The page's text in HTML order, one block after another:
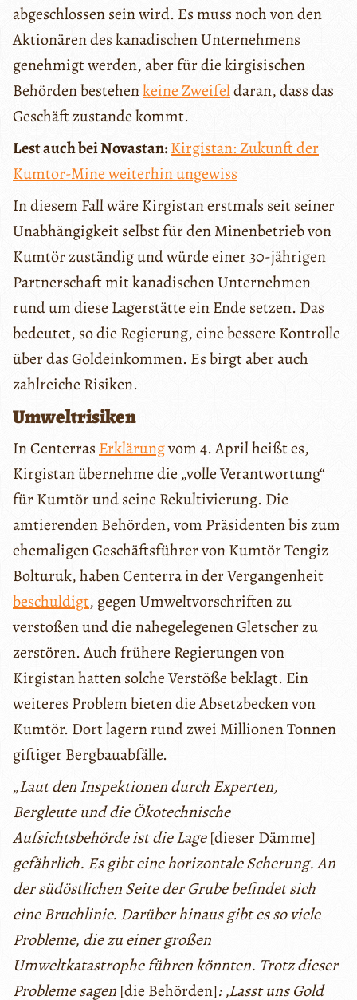
abgeschlossen sein wird. Es muss noch von den
Aktionären des kanadischen Unternehmens
genehmigt werden, aber für die kirgisischen
Behörden bestehenkeine Zweifeldaran, dass das
Geschäft zustande kommt.
Lest auch bei Novastan:Kirgistan: Zukunft der
Kumtor-Mine weiterhin ungewiss
In diesem Fall wäre Kirgistan erstmals seit seiner
Unabhängigkeit selbst für den Minenbetrieb von
Kumtör zuständig und würde einer 30-jährigen
Partnerschaft mit kanadischen Unternehmen
rund um diese Lagerstätte ein Ende setzen. Das
bedeutet, so die Regierung, eine bessere Kontrolle
über das Goldeinkommen. Es birgt aber auch
zahlreiche Risiken.
Umweltrisiken
In Centerras Erklärungvom 4. April heißt es,
Kirgistan übernehme die „volle Verantwortung“
für Kumtör und seine Rekultivierung. Die
amtierenden Behörden, vom Präsidenten bis zum
ehemaligen Geschäftsführer von Kumtör Tengiz
Bolturuk, haben Centerra in der Vergangenheit
beschuldigt, gegen Umweltvorschriften zu
verstoßen und die nahegelegenen Gletscher zu
zerstören. Auch frühere Regierungen von
Kirgistan hatten solche Verstöße beklagt. Ein
weiteres Problem bieten die Absetzbecken von
Kumtör. Dort lagern rund zwei Millionen Tonnen
giftiger Bergbauabfälle.
„Laut den Inspektionen durch Experten,
Bergleute und die Ökotechnische
Aufsichtsbehörde ist die Lage[dieser Dämme]
gefährlich. Es gibt eine horizontale Scherung. An
der südöstlichen Seite der Grube befindet sich
eine Bruchlinie. Darüber hinaus gibt es so viele
Probleme, die zu einer großen
Umweltkatastrophe führen könnten. Trotz dieser
Probleme sagen [die Behörden]: ‚Lasst uns Gold